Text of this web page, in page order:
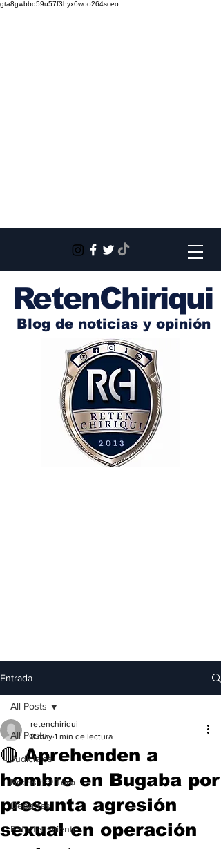
gta8gwbbd59u57f3hyx6woo264sceo
RetenChiriqui
Blog de noticias y opinión
Entrada
All Posts
Judiciales
Bocas del Toro
Deportes
Entretenimiento
All Posts
🔴 Aprehenden a
hombre en Bugaba por
presunta agresión
sexual en operación
retenchiriqui
8 may 1 min de lectura